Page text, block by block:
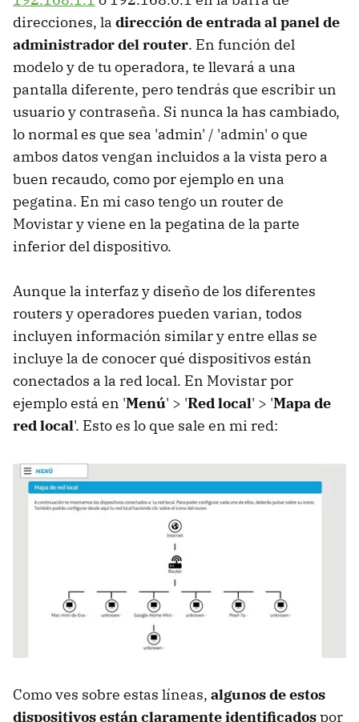
direcciones, la dirección de entrada al panel de
administrador del router. En función del
modelo y de tu operadora, te llevará a una
pantalla diferente, pero tendrás que escribir un
usuario y contraseña. Si nunca la has cambiado,
lo normal es que sea 'admin' / 'admin' o que
ambos datos vengan incluidos a la vista pero a
buen recaudo, como por ejemplo en una
pegatina. En mi caso tengo un router de
Movistar y viene en la pegatina de la parte
inferior del dispositivo.
Aunque la interfaz y diseño de los diferentes
routers y operadores pueden varian, todos
incluyen información similar y entre ellas se
incluye la de conocer qué dispositivos están
conectados a la red local. En Movistar por
ejemplo está en 'Menú' > 'Red local' > 'Mapa de
red local'. Esto es lo que sale en mi red:
Como ves sobre estas líneas, algunos de estos
dispositivos están claramente identificadospor